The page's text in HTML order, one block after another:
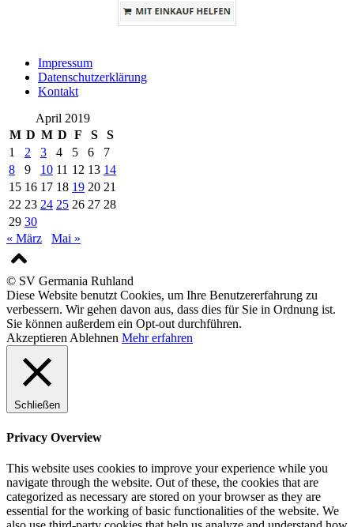
Impressum
Datenschutzerklärung
Kontakt
April 2019
M D M D F S
S
1
2 3 4 5 6
7
8
9 10 11 12 13 14
15 16 17 18 19 20 21
22 23 24 25 26 27 28
29 30
« März
Mai »
© SV Germania Ruhland
Diese Website benutzt Cookies, um Ihre Benutzererfahrung zu
verbessern. Wir gehen davon aus, dass dies für Sie in Ordnung ist.
Sie können außerdem ein Opt-out durchführen.
Akzeptieren Ablehnen Mehr erfahren
Schließen
Privacy Overview
This website uses cookies to improve your experience while you
navigate through the website. Out of these, the cookies that are
categorized as necessary are stored on your browser as they are
essential for the working of basic functionalities of the website. We